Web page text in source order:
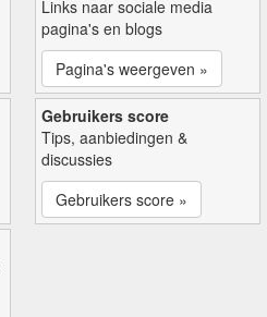
Links naar sociale media
pagina's en blogs
Pagina's weergeven »
Gebruikers score
Tips, aanbiedingen &
discussies
Gebruikers score »